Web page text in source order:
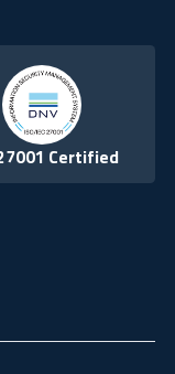
Certified